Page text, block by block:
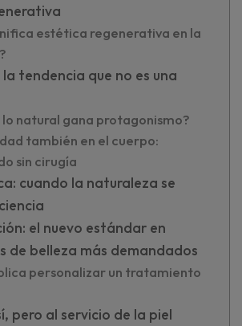
estética regenerativa en la
tendencia que no es una
lo natural gana protagonismo?
también en el cuerpo:
sin cirugía
cuando la naturaleza se
el nuevo estándar en
de belleza más demandados
personalizar un tratamiento
pero al servicio de la piel